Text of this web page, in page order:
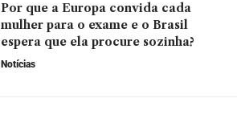
Por que a Europa convida cada
mulher para o exame e o Brasil
espera que ela procure sozinha?
Notícias